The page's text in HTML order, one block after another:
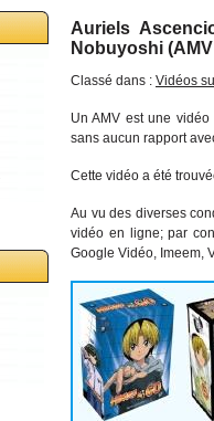
Auriels
Nobuyoshi
Classé dans : Vidéos
Un AMV est une
sans aucun rapport
Cette vidéo a été
Au vu des diverses
vidéo en ligne; par
Google Vidéo, Imeem,